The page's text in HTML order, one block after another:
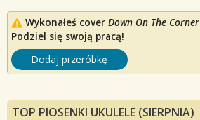
Wykonałeś cover Down On The Corner
Podziel się swoją pracą!
Dodaj przeróbkę
TOP PIOSENKI UKULELE (SIERPNIA)